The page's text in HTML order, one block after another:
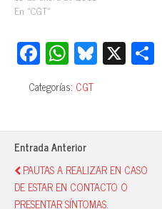
En «CGT»
Fa
ce
bo
ok
W
ha
ts
A
pp
Bl
ue
y
X
Categorías: CGT
Entrada Anterior
PAUTAS A REALIZAR EN CASO
DE ESTAR EN CONTACTO O
PRESENTAR SÍNTOMAS.